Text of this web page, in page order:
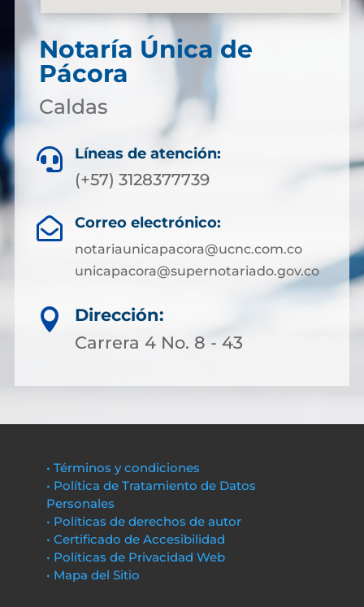
Notaría Única de
Pácora
Caldas
 Líneas de atención:
(+57) 3128377739
 Correo electrónico:
notariaunicapacora@ucnc.com.co
unicapacora@supernotariado.gov.co

Dirección:
Carrera 4 No. 8 - 43
• Términos y condiciones
• Política de Tratamiento de Datos
Personales
• Políticas de derechos de autor
• Certificado de Accesibilidad
• Políticas de Privacidad Web
• Mapa del Sitio